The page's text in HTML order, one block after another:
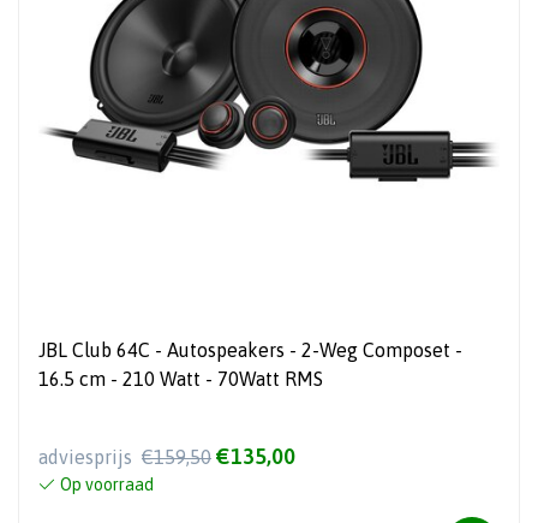
JBL Club 64C - Autospeakers - 2-Weg Composet -
16.5 cm - 210 Watt - 70Watt RMS
adviesprijs €159,50 €135,00
Op voorraad